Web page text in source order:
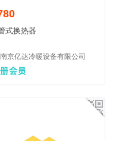
式换热器
南京亿达冷暖设备有限公司